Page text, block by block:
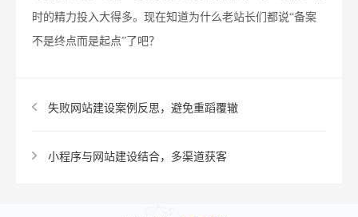
时的精力投入大得多。现在知道为什么老站长们都说“备案
不是终点而是起点”了吧？
失败网站建设案例反思，避免重蹈覆辙​
小程序与网站建设结合，多渠道获客​